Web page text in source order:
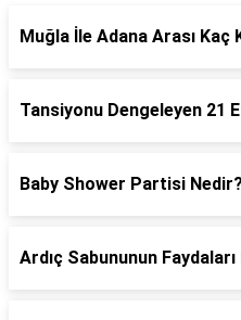
Muğla İle Adana Arası Kaç
Tansiyonu Dengeleyen 21
Baby Shower Partisi
Ardıç Sabununun